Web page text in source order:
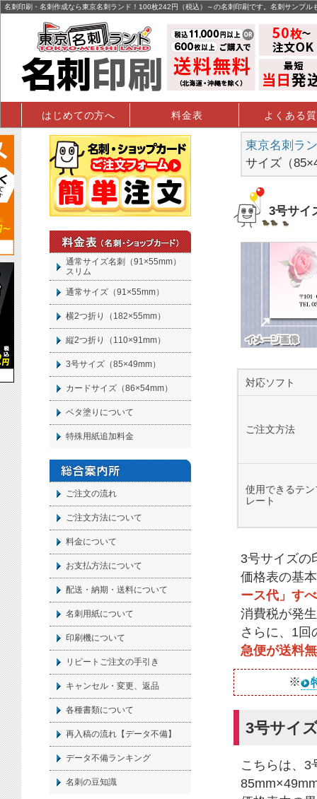
名刺印刷・名刺作成なら東京名刺ランド！100枚242円（税込）～の名刺印刷です。名刺サンプル
はじめての方へ 料金表 よくある
東京名刺ラ
サイズ（
3号サイ
対応ソフト
ご注文方法
使用できるテン
レート
3号サイズの
価格表の基
ース代」す
消費税が発
さらに、1回
急便が送料
※
3号サイ
こちらは、3
通常サイズ名刺（91×55mm）
スリム
通常サイズ（91×55mm）
横2つ折り（182×55mm）
縦2つ折り（110×91mm）
3号サイズ（85×49mm）
カードサイズ（86×54mm）
ベタ塗りについて
特殊用紙追加料金
ご注文の流れ
ご注文方法について
料金について
お支払方法について
配送・納期・送料について
名刺 用紙について
印刷機について
リピートご注文の手引き
キャンセル・変更、返品
各種書類について
再入稿の流れ【データ不備】
データ不備ランキング
名刺の豆知識